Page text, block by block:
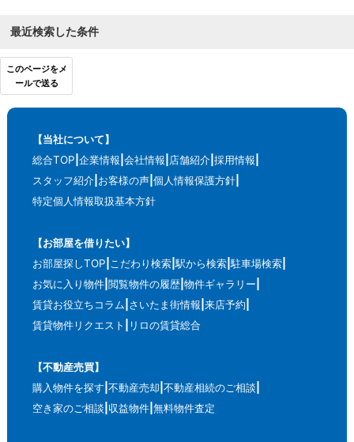
最近検索した条件
このページをメ
ールで送る
【当社について】
総合TOP 企業情報 会社情報 店舗紹介 採用情報
スタッフ紹介 お客様の声 個人情報保護方針
特定個人情報取扱基本方針
【お部屋を借りたい】
お部屋探しTOP こだわり検索 駅から検索 駐車場検索
お気に入り物件 閲覧物件の履歴 物件ギャラリー
賃貸お役立ちコラム さいたま街情報 来店予約
賃貸物件リクエスト
リロの賃貸総合
【不動産売買】
購入物件を探す 不動産売却 不動産相続のご相談
空き家のご相談 収益物件 無料物件査定